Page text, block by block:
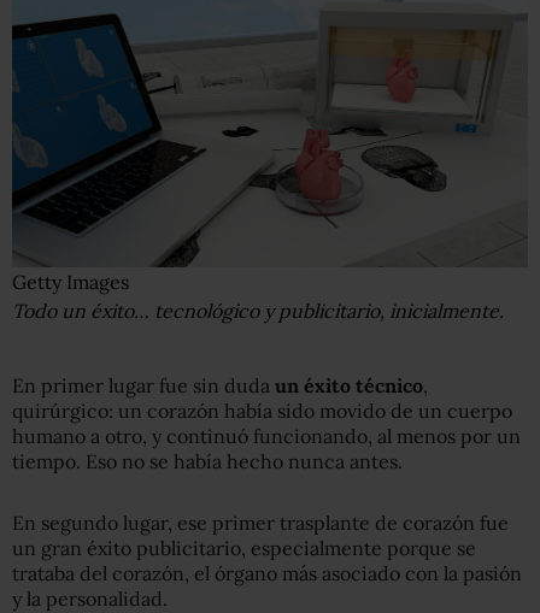
Getty Images
Todo un éxito… tecnológico y publicitario, inicialmente.
En primer lugar fue sin duda un éxito técnico,
quirúrgico: un corazón había sido movido de un cuerpo
humano a otro, y continuó funcionando, al menos por un
tiempo. Eso no se había hecho nunca antes.
En segundo lugar, ese primer trasplante de corazón fue
un gran éxito publicitario, especialmente porque se
trataba del corazón, el órgano más asociado con la pasión
y la personalidad.